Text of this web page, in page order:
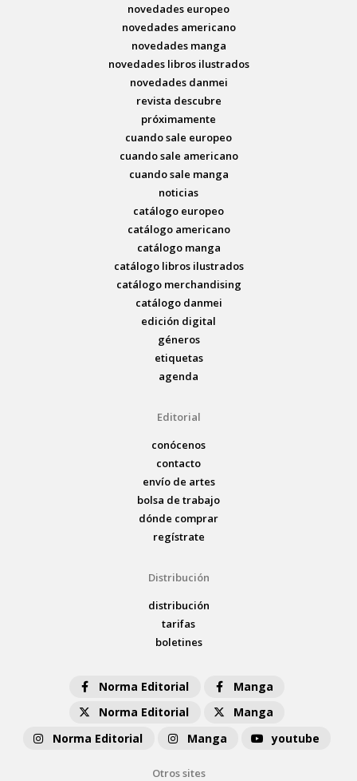
novedades europeo
novedades americano
novedades manga
novedades libros ilustrados
novedades danmei
revista descubre
próximamente
cuando sale europeo
cuando sale americano
cuando sale manga
noticias
catálogo europeo
catálogo americano
catálogo manga
catálogo libros ilustrados
catálogo merchandising
catálogo danmei
edición digital
géneros
etiquetas
agenda
Editorial
conócenos
contacto
envío de artes
bolsa de trabajo
dónde comprar
regístrate
Distribución
distribución
tarifas
boletines
Norma Editorial
Manga
Norma Editorial
Manga
Norma Editorial
Manga youtube
Otros sites